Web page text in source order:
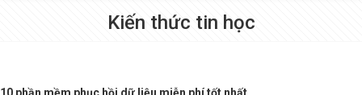
Kiến thức tin học